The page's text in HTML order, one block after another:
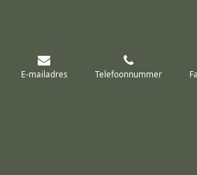
Contact
E-mailadres Telefoonnummer